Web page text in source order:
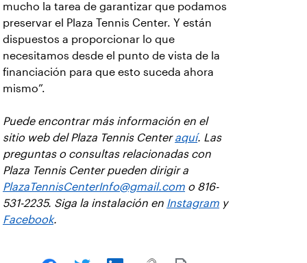
mucho la tarea de garantizar que podamos
preservar el Plaza Tennis Center. Y están
dispuestos a proporcionar lo que
necesitamos desde el punto de vista de la
financiación para que esto suceda ahora
mismo”.
Puede encontrar más información en el
sitio web del Plaza Tennis Centeraquí. Las
preguntas o consultas relacionadas con
Plaza Tennis Center pueden dirigir a
PlazaTennisCenterInfo@gmail.com o 816-
531-2235. Siga la instalación en Instagram y
Facebook.